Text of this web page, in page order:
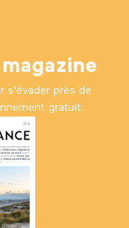
s'évader près de
gratuit.